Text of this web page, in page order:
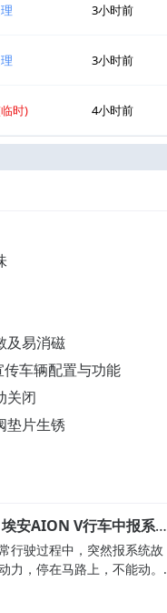
3小时前
3小时前
时) 4小时前
及易消磁
传车辆配置与功能
关闭
垫片生锈
埃安AION V行车中报系统
动力，4S店查不出原因
行驶过程中，突然报系统故
力，停在马路上，不能动。
现6次，其中1次是在高速